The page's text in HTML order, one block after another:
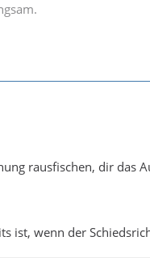
rausfischen, dir das
ist, wenn der